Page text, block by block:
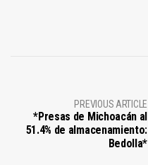
PREVIOUS ARTICLE
*Presas de Michoacán al
51.4% de almacenamiento:
Bedolla*